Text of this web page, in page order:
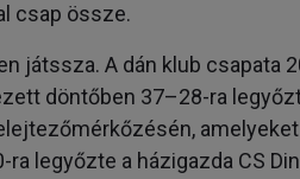
csap össze.
játssza. A dán klub csapata
döntőben 37–28-ra
legyőzte a házigazda CS